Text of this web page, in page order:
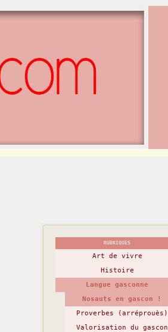
RUBRIQUES
Art de vivre
Histoire
Langue gasconne
Nosauts en gascon !
Proverbes (arréprouès)
Valorisation du gascon